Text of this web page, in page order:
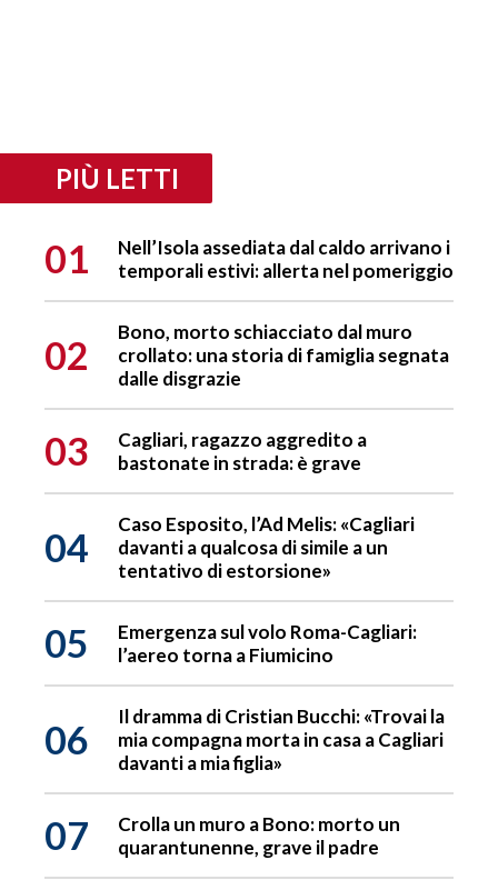
PIÙ LETTI
01
Nell’Isola assediata dal caldo arrivano i
temporali estivi: allerta nel pomeriggio
02
Bono, morto schiacciato dal muro
crollato: una storia di famiglia segnata
dalle disgrazie
03
Cagliari, ragazzo aggredito a
bastonate in strada: è grave
04
Caso Esposito, l’Ad Melis: «Cagliari
davanti a qualcosa di simile a un
tentativo di estorsione»
05
Emergenza sul volo Roma-Cagliari:
l’aereo torna a Fiumicino
06
Il dramma di Cristian Bucchi: «Trovai la
mia compagna morta in casa a Cagliari
davanti a mia figlia»
07
Crolla un muro a Bono: morto un
quarantunenne, grave il padre